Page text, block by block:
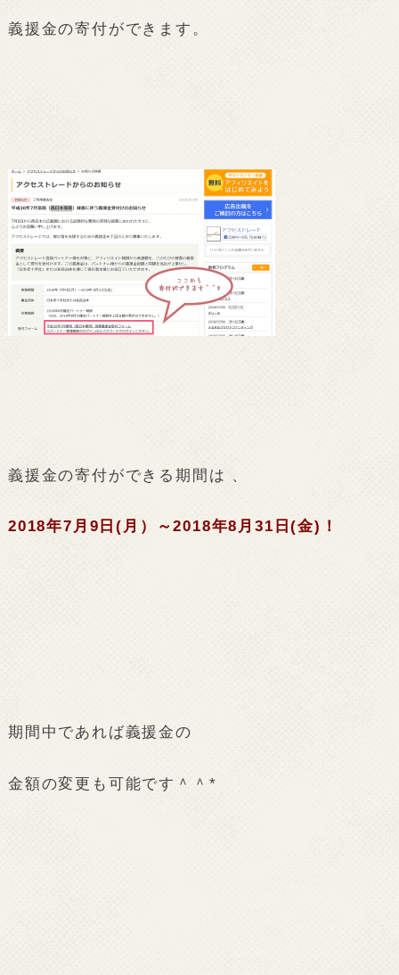
義援金の寄付ができます。
義援金の寄付ができる期間は 、
2018年7月9日(月）～2018年8月31日(金)！
期間中であれば義援金の
金額の変更も可能です＾＾*